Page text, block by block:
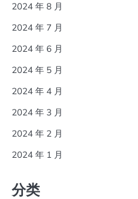
2024 年 8 月
2024 年 7 月
2024 年 6 月
2024 年 5 月
2024 年 4 月
2024 年 3 月
2024 年 2 月
2024 年 1 月
分类